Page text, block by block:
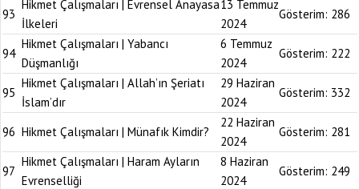
93
Hikmet Çalışmaları | Evrensel Anayasa
İlkeleri
13 Temmuz
2024
Gösterim: 286
94
Hikmet Çalışmaları | Yabancı
Düşmanlığı
6 Temmuz
2024
Gösterim: 222
95
Hikmet Çalışmaları | Allah’ın Şeriatı
İslam’dır
29 Haziran
2024
Gösterim: 332
96 Hikmet Çalışmaları | Münafık Kimdir?
22 Haziran
2024
Gösterim: 281
97
Hikmet Çalışmaları | Haram Ayların
Evrenselliği
8 Haziran
2024
Gösterim: 249